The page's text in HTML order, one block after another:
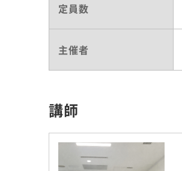
定員数
主催者
講師